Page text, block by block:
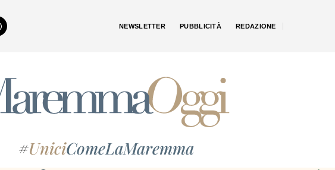
NEWSLETTER PUBBLICITÀ REDAZIONE
#UniciComeLaMaremma